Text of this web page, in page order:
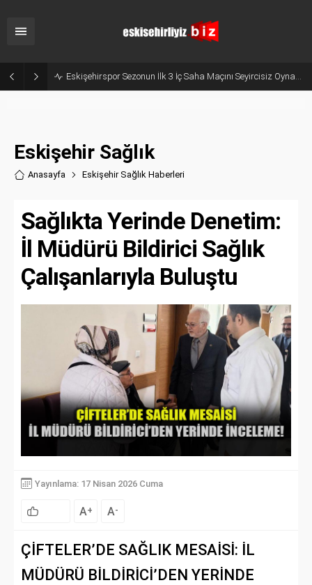
Eskişehir’de Dev Devrim: 694 Milyon Tonluk Nadir Toprak Elementi Tesisinin Temeli Atılıyor!
Eskişehir Sağlık
Anasayfa Eskişehir Sağlık Haberleri
Sağlıkta Yerinde Denetim:
İl Müdürü Bildirici Sağlık
Çalışanlarıyla Buluştu
Yayınlama: 17 Nisan 2026 Cuma
A+ A-
ÇİFTELER’DE SAĞLIK MESAİSİ: İL
MÜDÜRÜ BİLDİRİCİ’DEN YERİNDE